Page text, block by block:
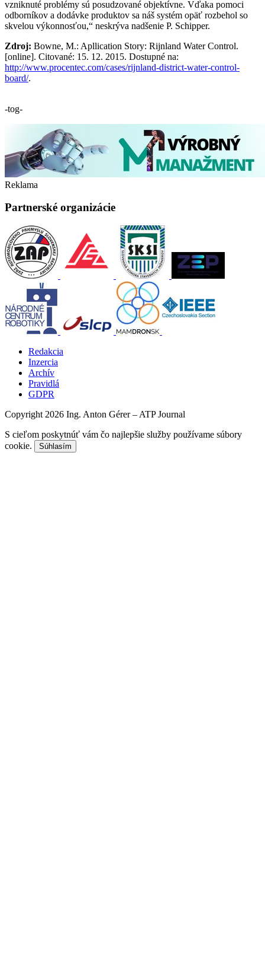
vzniknuté problémy sú posudzované objektívne. Vďaka pomoci
odborníkov a dodávke produktov sa náš systém opäť rozbehol so
skvelou výkonnosťou,“ neskrýva nadšenie P. Schipper.
Zdroj: Bowne, M.: Apllication Story: Rijnland Water Control.
[online]. Citované: 15. 12. 2015. Dostupné na:
http://www.procentec.com/cases/rijnland-district-water-control-
board/.
-tog-
Reklama
Partnerské organizácie
Redakcia
Inzercia
Archív
Pravidlá
GDPR
Copyright 2026 Ing. Anton Gérer – ATP Journal
S cieľom poskytnúť vám čo najlepšie služby používame súbory
cookie.
Súhlasím